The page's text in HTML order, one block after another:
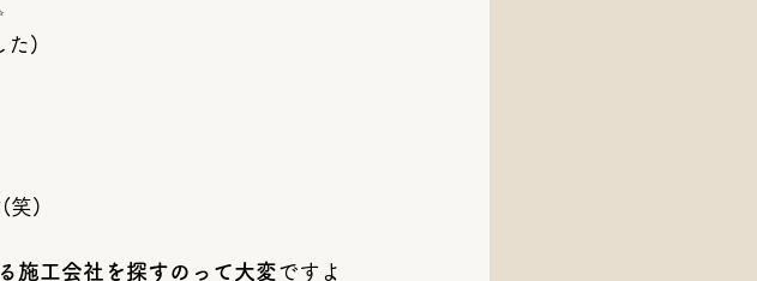
た)
笑)
施工会社を探すのって大変ですよ